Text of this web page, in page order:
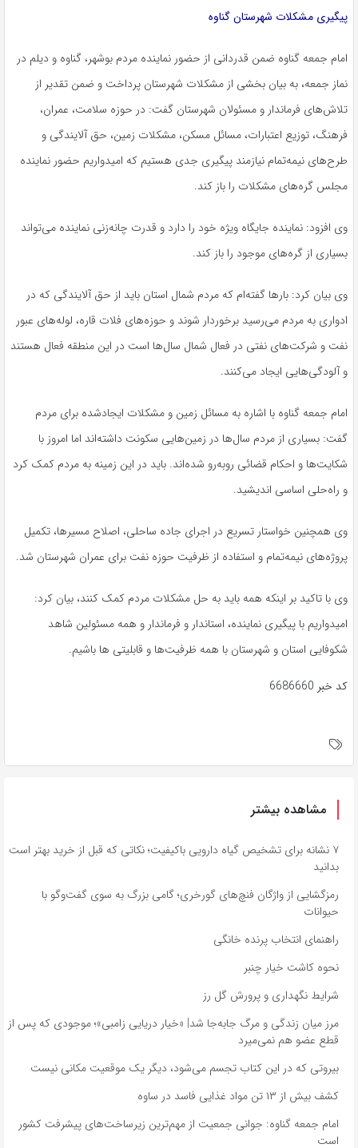
پیگیری مشکلات شهرستان گناوه
امام جمعه گناوه ضمن قدردانی از حضور نماینده مردم بوشهر، گناوه و دیلم در
نماز جمعه، به بیان بخشی از مشکلات شهرستان پرداخت و ضمن تقدیر از
تلاش‌های فرماندار و مسئولان شهرستان گفت: در حوزه سلامت، عمران،
فرهنگ، توزیع اعتبارات، مسائل مسکن، مشکلات زمین، حق آلایندگی و
طرح‌های نیمه‌تمام نیازمند پیگیری جدی هستیم که امیدواریم حضور نماینده
مجلس گره‌های مشکلات را باز کند.
وی افزود: نماینده جایگاه ویژه خود را دارد و قدرت چانه‌زنی نماینده می‌تواند
بسیاری از گره‌های موجود را باز کند.
وی بیان کرد: بارها گفته‌ام که مردم شمال استان باید از حق آلایندگی که در
ادواری به مردم می‌رسید برخوردار شوند و حوزه‌های فلات قاره، لوله‌های عبور
نفت و شرکت‌های نفتی در فعال شمال سال‌ها است در این منطقه فعال هستند
و آلودگی‌هایی ایجاد می‌کنند.
امام جمعه گناوه با اشاره به مسائل زمین و مشکلات ایجادشده برای مردم
گفت: بسیاری از مردم سال‌ها در زمین‌هایی سکونت داشته‌اند اما امروز با
شکایت‌ها و احکام قضائی روبه‌رو شده‌اند. باید در این زمینه به مردم کمک کرد
و راه‌حلی اساسی اندیشید.
وی همچنین خواستار تسریع در اجرای جاده ساحلی، اصلاح مسیرها، تکمیل
پروژه‌های نیمه‌تمام و استفاده از ظرفیت حوزه نفت برای عمران شهرستان شد.
وی با تاکید بر اینکه همه باید به حل مشکلات مردم کمک کنند، بیان کرد:
امیدواریم با پیگیری نماینده، استاندار و فرماندار و همه مسئولین شاهد
شکوفایی استان و شهرستان با همه ظرفیت‌ها و قابلیتی ها باشیم.
کد خبر 6686660
مشاهده بیشتر
۷ نشانه برای تشخیص گیاه دارویی باکیفیت؛ نکاتی که قبل از خرید بهتر است
بدانید
رمزگشایی از واژگان فنچ‌های گورخری؛ گامی بزرگ به سوی گفت‌وگو با
حیوانات
راهنمای انتخاب پرنده خانگی
نحوه کاشت خیار چنبر
شرایط نگهداری و پرورش گل رز
مرز میان زندگی و مرگ جابه‌جا شد| «خیار دریایی زامبی»؛ موجودی که پس از
قطع عضو هم نمی‌میرد
بیروتی که در این کتاب تجسم می‌شود، دیگر یک موقعیت مکانی نیست
کشف بیش از ۱۳ تن مواد غذایی فاسد در ساوه
امام جمعه گناوه: جوانی جمعیت از مهم‌ترین زیرساخت‌های پیشرفت کشور
است